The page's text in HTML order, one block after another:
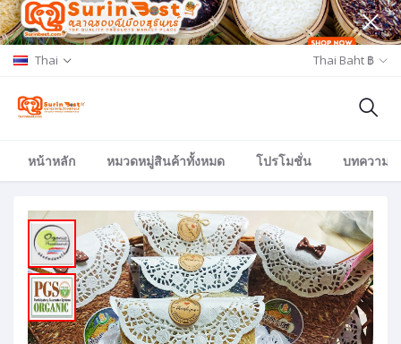
Thai Thai Baht ฿
หน้าหลัก หมวดหมู่สินค้าทั้งหมด โปรโมชั่น บทความ/